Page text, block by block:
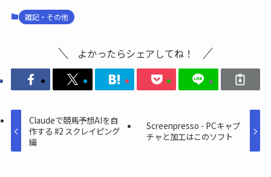
雑記・その他
よかったらシェアしてね！
Claudeで競馬予想AIを自
作する #2 スクレイピング
編
Screenpresso - PCキャプ
チャと加工はこのソフト